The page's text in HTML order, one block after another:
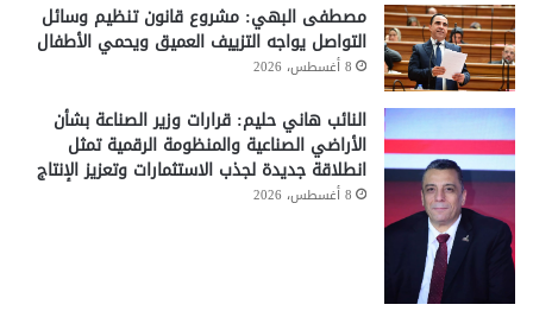
مصطفى البهي: مشروع قانون تنظيم وسائل
التواصل يواجه التزييف العميق ويحمي الأطفال
8 أغسطس، 2026
النائب هاني حليم: قرارات وزير الصناعة بشأن
الأراضي الصناعية والمنظومة الرقمية تمثل
انطلاقة جديدة لجذب الاستثمارات وتعزيز الإنتاج
8 أغسطس، 2026